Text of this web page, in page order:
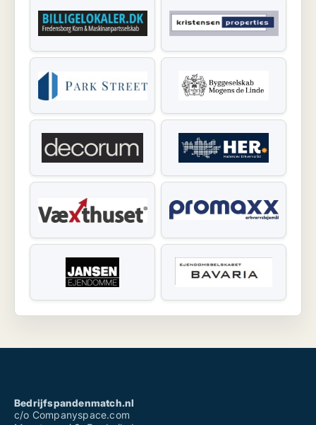
Bedrijfspandenmatch.nl
c/o Companyspace.com